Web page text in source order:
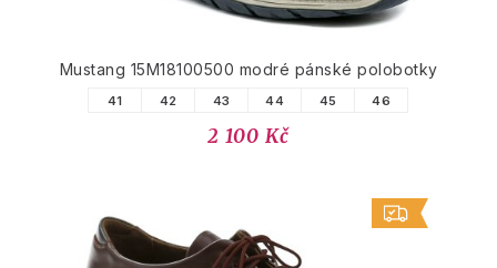
Mustang 15M18100500 modré pánské polobotky
41 42 43 44 45 46
2 100 Kč